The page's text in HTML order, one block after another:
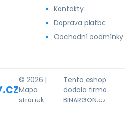
Kontakty
Doprava platba
Obchodní podmínky
© 2026 |
Mapa
stránek
Tento eshop
dodala firma
BINARGON.cz